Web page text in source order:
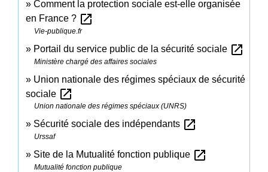
Comment la protection sociale est-elle organisée
en France ? open_in_new
Vie-publique.fr
Portail du service public de la sécurité sociale open_in_new
Ministère chargé des affaires sociales
Union nationale des régimes spéciaux de sécurité
sociale open_in_new
Union nationale des régimes spéciaux (UNRS)
Sécurité sociale des indépendants open_in_new
Urssaf
Site de la Mutualité fonction publique open_in_new
Mutualité fonction publique